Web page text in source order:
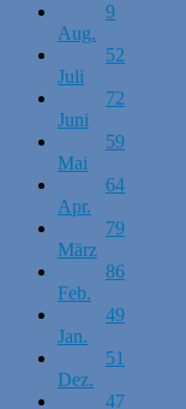
9
Aug.
52
Juli
72
Juni
59
Mai
64
Apr.
79
März
86
Feb.
49
Jan.
51
Dez.
47